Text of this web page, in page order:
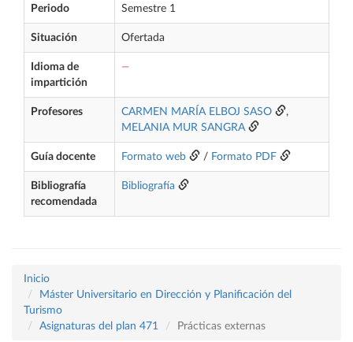
Periodo Semestre 1
Situación Ofertada
Idioma de
impartición
—
Profesores CARMEN MARÍA ELBOJ SASO
,
MELANIA MUR SANGRA
Guía docente Formato web / Formato PDF
Bibliografía
recomendada
Bibliografía
Inicio
Máster Universitario en Dirección y Planificación del
Turismo
Asignaturas del plan 471
Prácticas externas